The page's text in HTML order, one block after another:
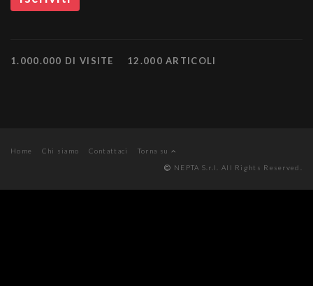
1.000.000 DI VISITE 12.000 ARTICOLI
Home Chi siamo Contattaci
Torna su
NEPTA S.r.l. All Rights Reserved.